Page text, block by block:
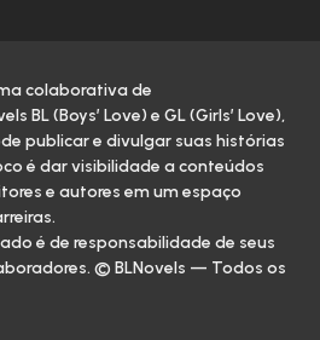
colaborativa de
BL (Boys’ Love) e GL (Girls’ Love),
publicar e divulgar suas histórias
é dar visibilidade a conteúdos
e autores em um espaço
é de responsabilidade de seus
© BLNovels — Todos os